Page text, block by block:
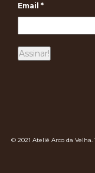
Email *
© 2021 Ateliê Arco da Velha.